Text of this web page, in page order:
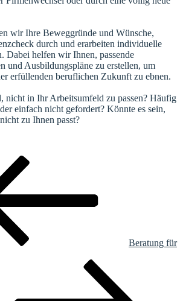
wir Ihre Beweggründe und Wünsche,
durch und erarbeiten individuelle
Dabei helfen wir Ihnen, passende
und Ausbildungspläne zu erstellen, um
erfüllenden beruflichen Zukunft zu ebnen.
nicht in Ihr Arbeitsumfeld zu passen? Häufig
einfach nicht gefordert? Könnte es sein,
zu Ihnen passt?
Beratung für